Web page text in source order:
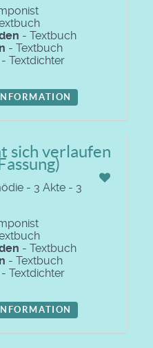
- Textbuch
- Textbuch
- Textdichter
sich verlaufen
- 3 Akte - 3
- Textbuch
- Textbuch
- Textdichter